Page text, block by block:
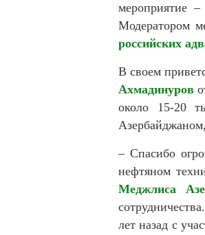
мероприятие
Модератором
российских
В своем
Ахмадинуров
около 15-20
– Спасибо
нефтяном
Меджлиса
лет назад с